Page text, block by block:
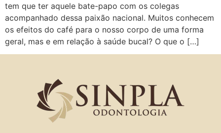
tem que ter aquele bate-papo com os colegas
acompanhado dessa paixão nacional. Muitos conhecem
os efeitos do café para o nosso corpo de uma forma
geral, mas e em relação à saúde bucal? O que o […]